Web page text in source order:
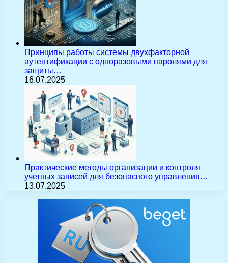
Принципы работы системы двухфакторной
аутентификации с одноразовыми паролями для
защиты…
16.07.2025
Практические методы организации и контроля
учетных записей для безопасного управления…
13.07.2025